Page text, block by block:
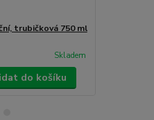
trubičková 750 ml
Skladem
do košíku